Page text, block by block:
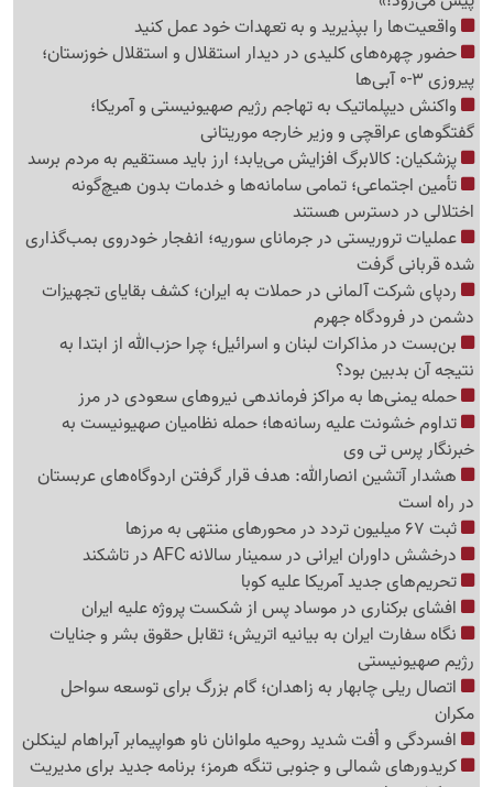
واقعیت‌ها را بپذیرید و به تعهدات خود عمل کنید
حضور چهره‌های کلیدی در دیدار استقلال و استقلال خوزستان؛
پیروزی 3-0 آبی‌ها
واکنش دیپلماتیک به تهاجم رژیم صهیونیستی و آمریکا؛
گفتگوهای عراقچی و وزیر خارجه موریتانی
پزشکیان: کالابرگ افزایش می‌یابد؛ ارز باید مستقیم به مردم برسد
تأمین اجتماعی؛ تمامی سامانه‌ها و خدمات بدون هیچ‌گونه
اختلالی در دسترس هستند
عملیات تروریستی در جرمانای سوریه؛ انفجار خودروی بمب‌گذاری
شده قربانی گرفت
ردپای شرکت آلمانی در حملات به ایران؛ کشف بقایای تجهیزات
دشمن در فرودگاه جهرم
بن‌بست در مذاکرات لبنان و اسرائیل؛ چرا حزب‌الله از ابتدا به
نتیجه آن بدبین بود؟
حمله یمنی‌ها به مراکز فرماندهی نیروهای سعودی در مرز
تداوم خشونت علیه رسانه‌ها؛ حمله نظامیان صهیونیست به
خبرنگار پرس تی وی
هشدار آتشین انصارالله: هدف قرار گرفتن اردوگاه‌های عربستان
در راه است
ثبت 67 میلیون تردد در محورهای منتهی به مرزها
درخشش داوران ایرانی در سمینار سالانه AFC در تاشکند
تحریم‌های جدید آمریکا علیه کوبا
افشای برکناری در موساد پس از شکست پروژه علیه ایران
نگاه سفارت ایران به بیانیه اتریش؛ تقابل حقوق بشر و جنایات
رژیم صهیونیستی
اتصال ریلی چابهار به زاهدان؛ گام بزرگ برای توسعه سواحل
مکران
افسردگی و اُفت شدید روحیه ملوانان ناو هواپیمابر آبراهام لینکلن
کریدورهای شمالی و جنوبی تنگه هرمز؛ برنامه جدید برای مدیریت